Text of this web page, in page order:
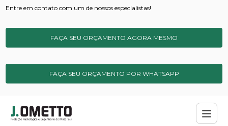
Entre em contato com um de nossos especialistas!
FAÇA SEU ORÇAMENTO AGORA MESMO
FAÇA SEU ORÇAMENTO POR WHATSAPP